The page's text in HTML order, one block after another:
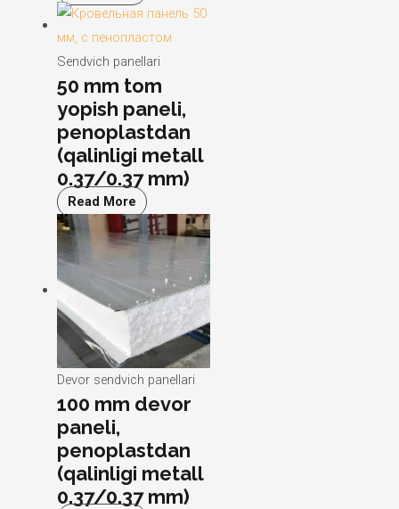
Sendvich panellari
50 mm tom
yopish paneli,
penoplastdan
(qalinligi metall
0.37/0.37 mm)
Read More
Devor sendvich panellari
100 mm devor
paneli,
penoplastdan
(qalinligi metall
0.37/0.37 mm)